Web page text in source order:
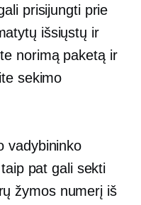
prisijungti prie
išsiųstų ir
norimą paketą ir
sekimo
vadybininko
pat gali sekti
žymos numerį iš